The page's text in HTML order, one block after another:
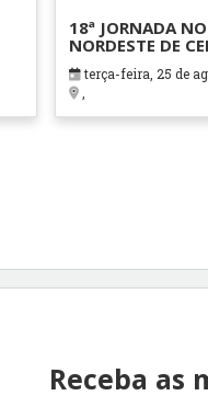
18ª JORNADA
NORDESTE DE
CIRÚRGICO E
ESTERILIZAÇÃO
terça-feira, 25 de
Receba as